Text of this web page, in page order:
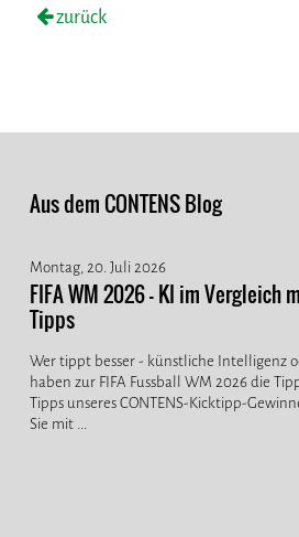
zurück
Aus dem CONTENS Blog
Montag, 20. Juli 2026
FIFA WM 2026 - KI im Vergleich
Tipps
Wer tippt besser - künstliche Intelligenz
haben zur FIFA Fussball WM 2026 die
Tipps unseres CONTENS-Kicktipp-
Sie mit ...